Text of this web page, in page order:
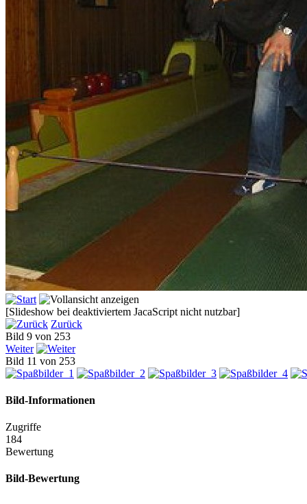
[Slideshow bei deaktiviertem JacaScript nicht nutzbar]
Zurück
Bild 9 von 253
Weiter
Bild 11 von 253
Bild-Informationen
Zugriffe
184
Bewertung
Bild-Bewertung